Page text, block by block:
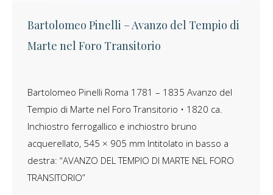
Bartolomeo Pinelli – Avanzo del Tempio di
Marte nel Foro Transitorio
Bartolomeo Pinelli Roma 1781 – 1835 Avanzo del
Tempio di Marte nel Foro Transitorio • 1820 ca.
Inchiostro ferrogallico e inchiostro bruno
acquerellato, 545 × 905 mm Intitolato in basso a
destra: “AVANZO DEL TEMPIO DI MARTE NEL FORO
TRANSITORIO”